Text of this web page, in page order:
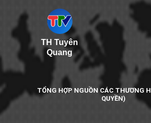
TH Tuyên
Quang
TỔNG HỢP NGUỒN CÁC THƯƠNG
QUYỀN)